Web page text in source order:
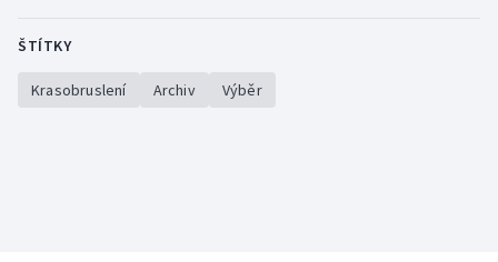
ŠTÍTKY
Krasobruslení Archiv Výběr